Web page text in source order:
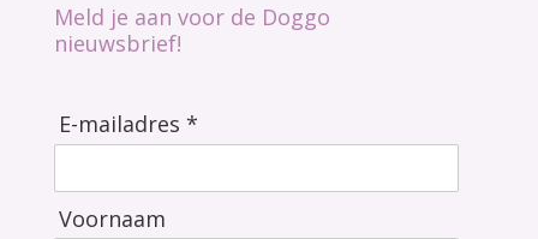
Meld je aan voor de Doggo
nieuwsbrief!
E-mailadres *
Voornaam